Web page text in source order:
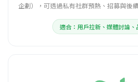
企劃），可透過私有社群預熱、招募與後
適合：用戶拉新、媒體討論、